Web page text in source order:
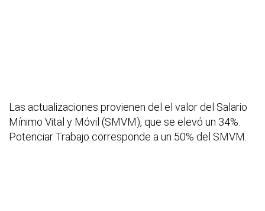
Las actualizaciones provienen del el valor del Salario
Mínimo Vital y Móvil (SMVM), que se elevó un 34%.
Potenciar Trabajo corresponde a un 50% del SMVM.